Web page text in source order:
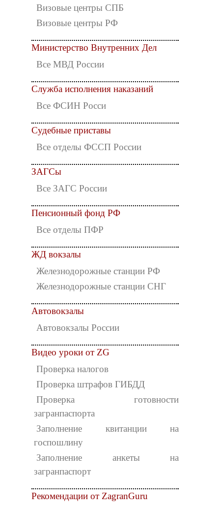
Визовые центры СПБ
Визовые центры РФ
Министерство Внутренних Дел
Все МВД России
Служба исполнения наказаний
Все ФСИН Росси
Судебные приставы
Все отделы ФССП России
ЗАГСы
Все ЗАГС России
Пенсионный фонд РФ
Все отделы ПФР
ЖД вокзалы
Железнодорожные станции РФ
Железнодорожные станции СНГ
Автовокзалы
Автовокзалы России
Видео уроки от ZG
Проверка налогов
Проверка штрафов ГИБДД
Проверка готовности
загранпаспорта
Заполнение квитанции на
госпошлину
Заполнение анкеты на
загранпаспорт
Рекомендации от ZagranGuru